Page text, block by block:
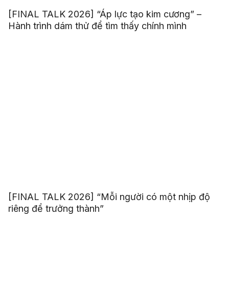
[FINAL TALK 2026] “Áp lực tạo kim cương” –
Hành trình dám thử để tìm thấy chính mình
[FINAL TALK 2026] “Mỗi người có một nhịp độ
riêng để trưởng thành”